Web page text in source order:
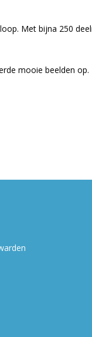
Met bijna 250
mooie beelden op.